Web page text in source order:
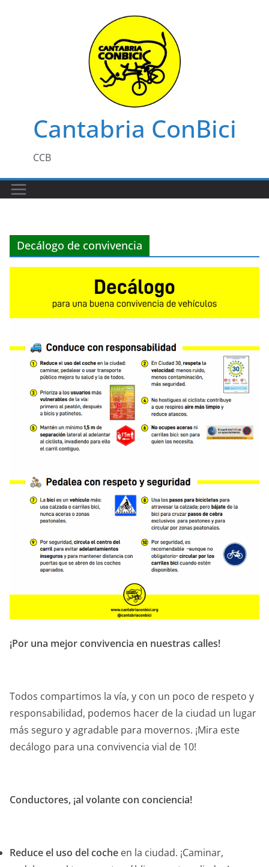
Cantabria ConBici
CCB
Decálogo de convivencia
¡Por una mejor convivencia en nuestras calles!
Todos compartimos la vía, y con un poco de respeto y
responsabilidad, podemos hacer de la ciudad un lugar
más seguro y agradable para movernos. ¡Mira este
decálogo para una convivencia vial de 10!
Conductores, ¡al volante con conciencia!
Reduce el uso del coche en la ciudad. ¡Caminar,